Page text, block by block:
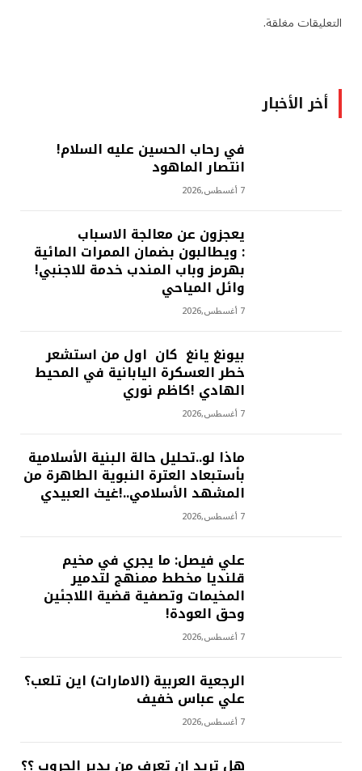
التعليقات مغلقة.
أخر الأخبار
في رحاب الحسين عليه السلام!
انتصار الماهود
7 أغسطس,2026
يعجزون عن معالجة الاسباب
: ويطالبون بضمان الممرات المائية
بهرمز وباب المندب خدمة للاجنبي!
وائل المياحي
7 أغسطس,2026
بيونغ يانغ كان اول من استشعر
خطر العسكرة اليابانية في المحيط
الهادي !كاظم نوري
7 أغسطس,2026
ماذا لو..تحليل حالة البنية الأسلامية
بأستبعاد العترة النبوية الطاهرة من
المشهد الأسلامي..!غيث العبيدي
7 أغسطس,2026
علي فيصل: ما يجري في مخيم
قلنديا مخطط ممنهج لتدمير
المخيمات وتصفية قضية اللاجئين
وحق العودة!
7 أغسطس,2026
الرجعية العربية (الامارات) اين تلعب؟
علي عباس خفيف
7 أغسطس,2026
هل تريد ان تعرف من يدير الحروب ؟؟